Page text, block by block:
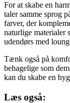
For at skabe en
taler samme sprog
farver, der
naturlige materialer
udendørs med
Tænk også på
behagelige som
kan du skabe en
Læs også: